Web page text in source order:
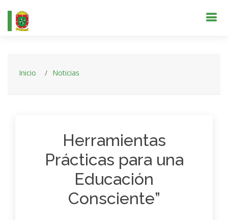
Inicio Noticias
Herramientas
Prácticas para una
Educación
Consciente”